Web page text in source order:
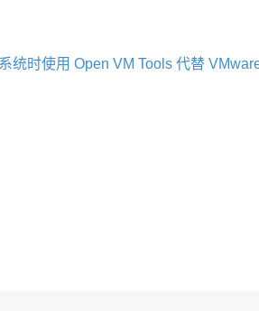
统时使用 Open VM Tools 代替